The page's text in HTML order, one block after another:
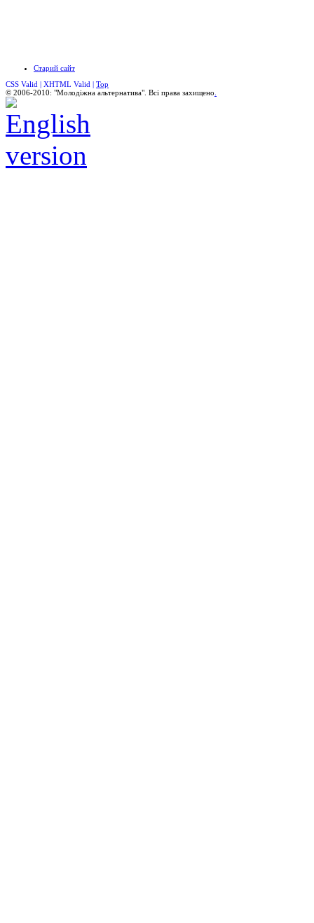
Старий сайт
CSS Valid | XHTML Valid | Top
© 2006-2010: "Молодіжна альтернатива". Всі права захищено